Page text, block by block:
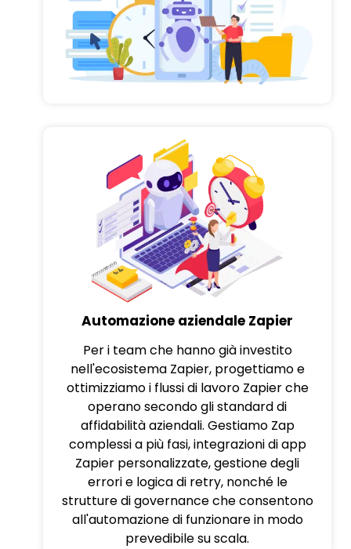
Automazione aziendale Zapier
Per i team che hanno già investito
nell'ecosistema Zapier, progettiamo e
ottimizziamo i flussi di lavoro Zapier che
operano secondo gli standard di
affidabilità aziendali. Gestiamo Zap
complessi a più fasi, integrazioni di app
Zapier personalizzate, gestione degli
errori e logica di retry, nonché le
strutture di governance che consentono
all'automazione di funzionare in modo
prevedibile su scala.